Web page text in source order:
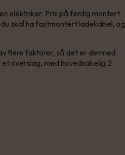
elektriker. Pris på ferdig montert
skal ha fastmontert ladekabel, og
flere faktorer, så det er dermed
overslag, med hovedsakelig 2